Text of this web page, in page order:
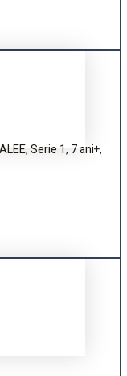
Serie 1, 7 ani+,